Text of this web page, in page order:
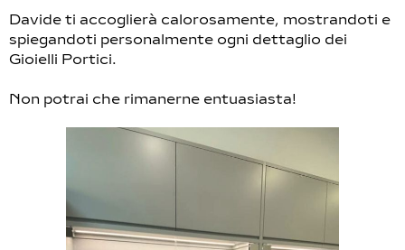
Davide ti accoglierà calorosamente, mostrandoti e
spiegandoti personalmente ogni dettaglio dei
Gioielli Portici.
Non potrai che rimanerne entuasiasta!